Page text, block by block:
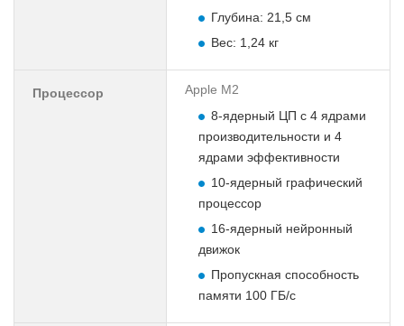
Глубина: 21,5 см
Вес: 1,24 кг
Процессор
Apple M2
8-ядерный ЦП с 4 ядрами
производительности и 4
ядрами эффективности
10-ядерный графический
процессор
16-ядерный нейронный
движок
Пропускная способность
памяти 100 ГБ/с